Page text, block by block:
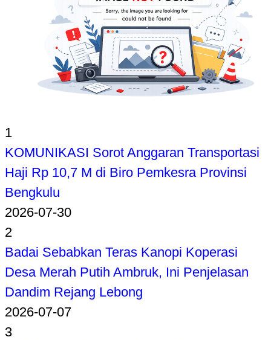
1
KOMUNIKASI Sorot Anggaran Transportasi
Haji Rp 10,7 M di Biro Pemkesra Provinsi
Bengkulu
2026-07-30
2
Badai Sebabkan Teras Kanopi Koperasi
Desa Merah Putih Ambruk, Ini Penjelasan
Dandim Rejang Lebong
2026-07-07
3